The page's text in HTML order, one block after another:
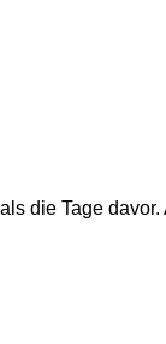
die Tage